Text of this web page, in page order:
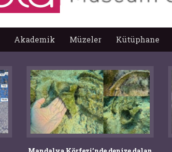
Akademik Müzeler Kütüphane